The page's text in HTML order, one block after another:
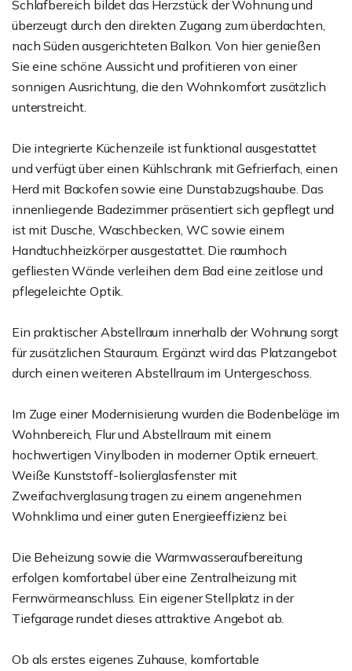
Schlafbereich bildet das Herzstück der Wohnung und
überzeugt durch den direkten Zugang zum überdachten,
nach Süden ausgerichteten Balkon. Von hier genießen
Sie eine schöne Aussicht und profitieren von einer
sonnigen Ausrichtung, die den Wohnkomfort zusätzlich
unterstreicht.
Die integrierte Küchenzeile ist funktional ausgestattet
und verfügt über einen Kühlschrank mit Gefrierfach, einen
Herd mit Backofen sowie eine Dunstabzugshaube. Das
innenliegende Badezimmer präsentiert sich gepflegt und
ist mit Dusche, Waschbecken, WC sowie einem
Handtuchheizkörper ausgestattet. Die raumhoch
gefliesten Wände verleihen dem Bad eine zeitlose und
pflegeleichte Optik.
Ein praktischer Abstellraum innerhalb der Wohnung sorgt
für zusätzlichen Stauraum. Ergänzt wird das Platzangebot
durch einen weiteren Abstellraum im Untergeschoss.
Im Zuge einer Modernisierung wurden die Bodenbeläge im
Wohnbereich, Flur und Abstellraum mit einem
hochwertigen Vinylboden in moderner Optik erneuert.
Weiße Kunststoff-Isolierglasfenster mit
Zweifachverglasung tragen zu einem angenehmen
Wohnklima und einer guten Energieeffizienz bei.
Die Beheizung sowie die Warmwasseraufbereitung
erfolgen komfortabel über eine Zentralheizung mit
Fernwärmeanschluss. Ein eigener Stellplatz in der
Tiefgarage rundet dieses attraktive Angebot ab.
Ob als erstes eigenes Zuhause, komfortable